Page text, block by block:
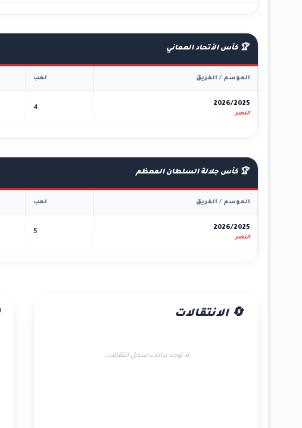
🏆 كأس الأتحاد العماني
الموسم / الفريق لعب
2026/2025
النصر
4
🏆 كأس جلالة السلطان المعظم
الموسم / الفريق لعب
2026/2025
النصر
5
🔄 الانتقالات
لا توجد بيانات سجل انتقالات.